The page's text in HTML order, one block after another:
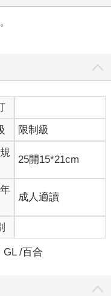
限制級
25開15*21cm
成人適讀
GL /百合